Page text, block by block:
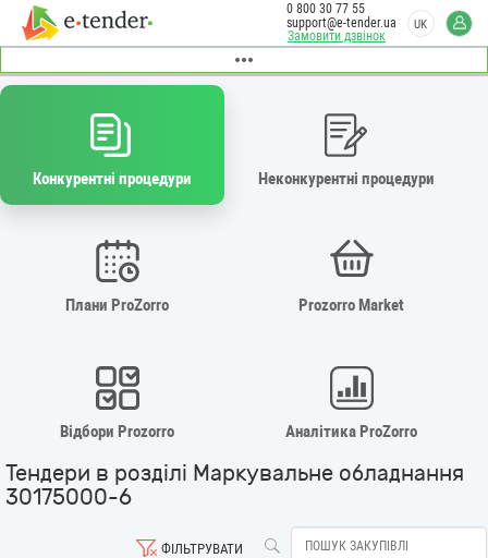
Замовити дзвінок
0 800 30 77 55
support@e-tender.ua
UK
Конкурентні процедури Неконкурентні процедури
Плани ProZorro Prozorro Market
Відбори Prozorro Аналітика ProZorro
Тендери в розділі Маркувальне обладнання
30175000-6
ФІЛЬТРУВАТИ